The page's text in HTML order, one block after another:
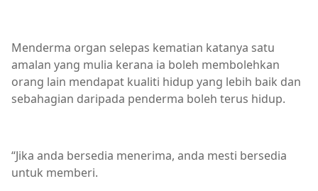
Menderma organ selepas kematian katanya satu
amalan yang mulia kerana ia boleh membolehkan
orang lain mendapat kualiti hidup yang lebih baik dan
sebahagian daripada penderma boleh terus hidup.
“Jika anda bersedia menerima, anda mesti bersedia
untuk memberi.